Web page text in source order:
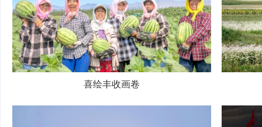
喜绘丰收画卷